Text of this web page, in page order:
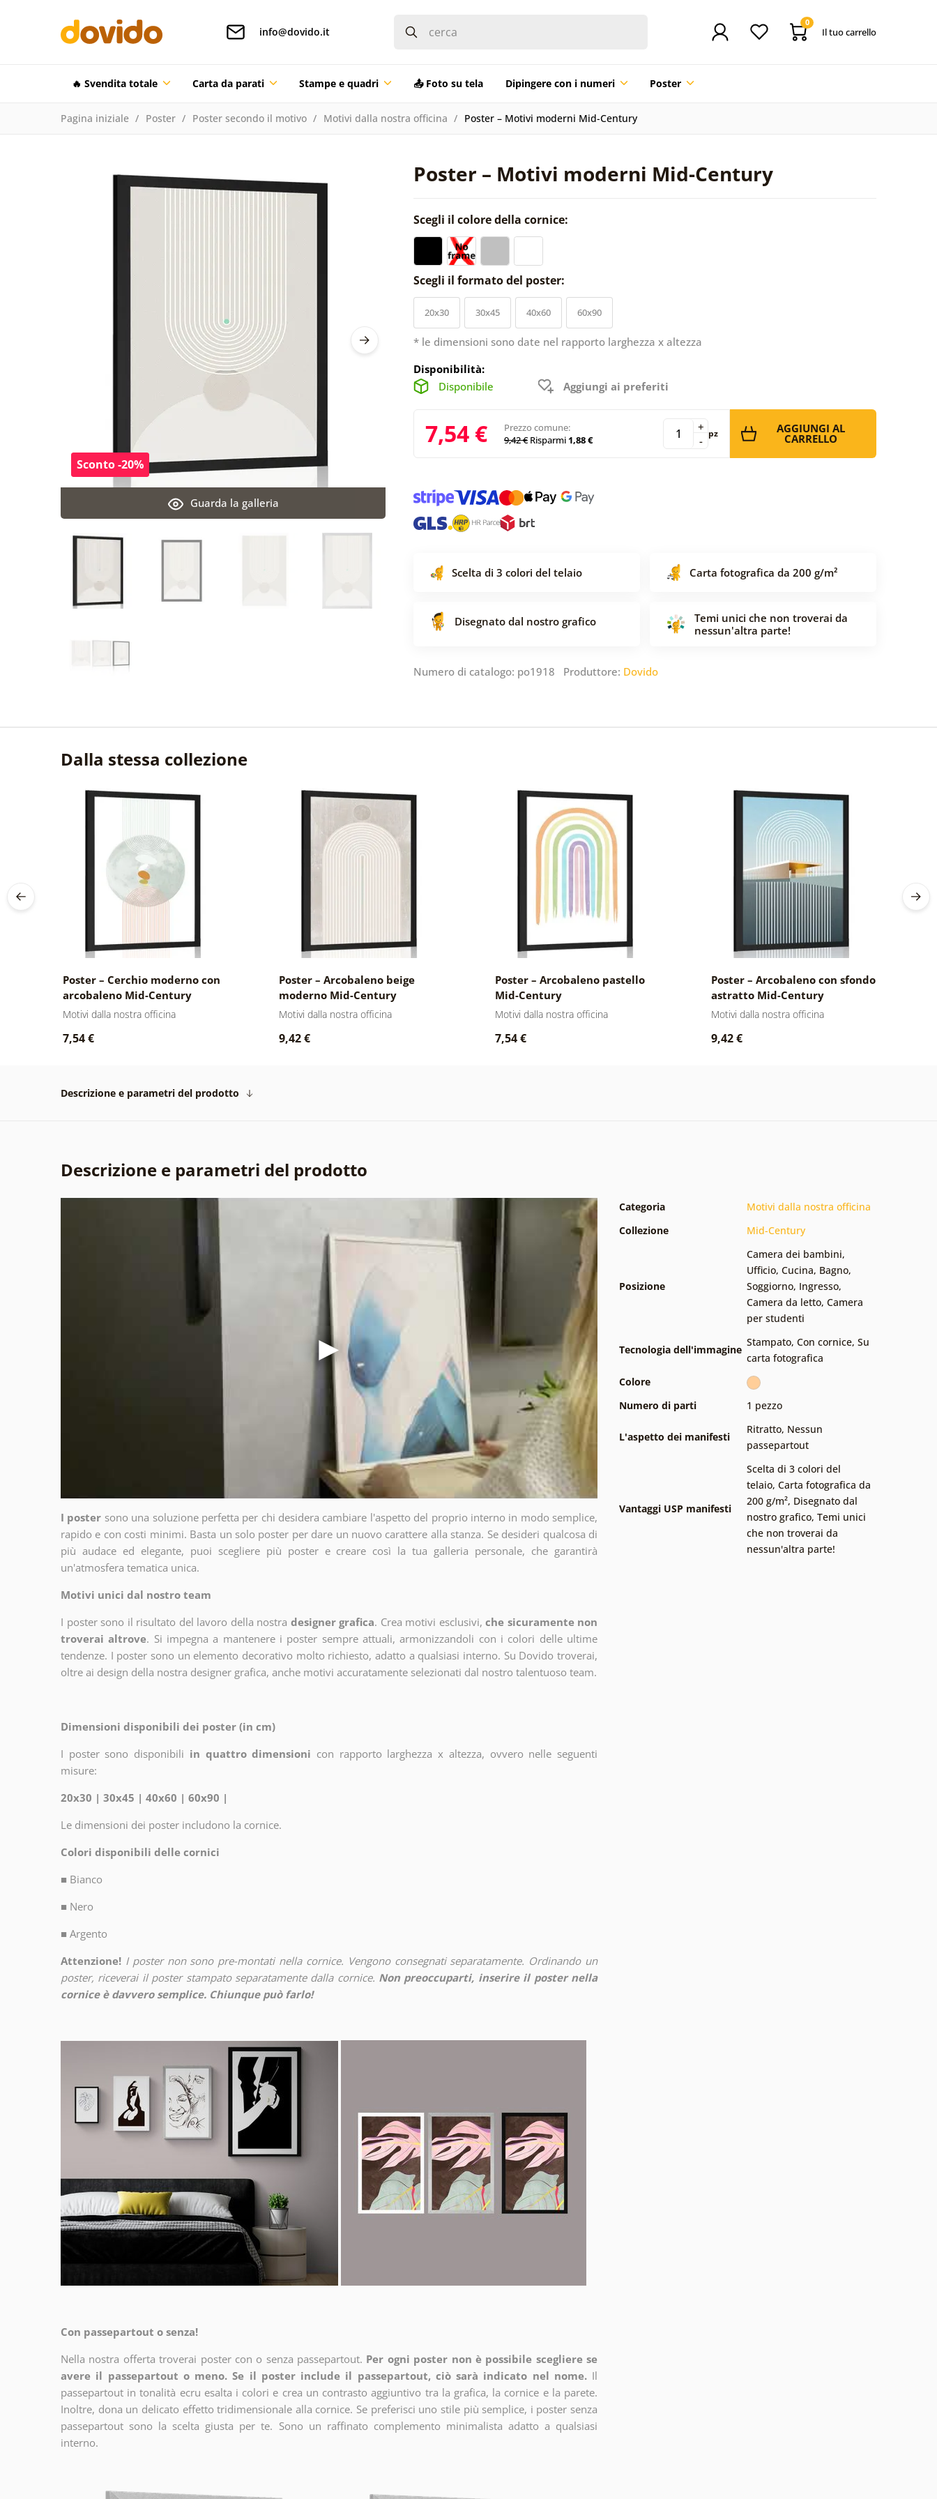
info@dovido.it
0
Il tuo carrello
🔥 Svendita totale Carta da parati Stampe e quadri 📤 Foto su tela Dipingere con i numeri Poster
Pagina iniziale Poster Poster secondo il motivo Motivi dalla nostra officina Poster – Motivi moderni Mid-Century
Poster – Motivi moderni Mid-Century
Guarda la galleria
Sconto -20%
Scegli il colore della cornice:
Scegli il formato del poster:
20x30 30x45 40x60 60x90
* le dimensioni sono date nel rapporto larghezza x altezza
Disponibilità:
Disponibile
Aggiungi ai preferiti
7,54 €
Prezzo comune:
9,42 € Risparmi 1,88 € -
+ pz AGGIUNGI AL
CARRELLO
Scelta di 3 colori del telaio Carta fotografica da 200 g/m²
Disegnato dal nostro grafico
Temi unici che non troverai da
nessun'altra parte!
Numero di catalogo: po1918 Produttore: Dovido
Dalla stessa collezione
Poster – Cerchio moderno con
arcobaleno Mid-Century
Motivi dalla nostra officina
7,54 €
Poster – Arcobaleno beige
moderno Mid-Century
Motivi dalla nostra officina
9,42 €
Poster – Arcobaleno pastello
Mid-Century
Motivi dalla nostra officina
7,54 €
Poster – Arcobaleno con sfondo
astratto Mid-Century
Motivi dalla nostra officina
9,42 €
Descrizione e parametri del prodotto
Descrizione e parametri del prodotto
I poster sono una soluzione perfetta per chi desidera cambiare l'aspetto del proprio interno in modo semplice,
rapido e con costi minimi. Basta un solo poster per dare un nuovo carattere alla stanza. Se desideri qualcosa di
più audace ed elegante, puoi scegliere più poster e creare così la tua galleria personale, che garantirà
un'atmosfera tematica unica.
Motivi unici dal nostro team
I poster sono il risultato del lavoro della nostra designer grafica. Crea motivi esclusivi, che sicuramente non
troverai altrove. Si impegna a mantenere i poster sempre attuali, armonizzandoli con i colori delle ultime
tendenze. I poster sono un elemento decorativo molto richiesto, adatto a qualsiasi interno. Su Dovido troverai,
oltre ai design della nostra designer grafica, anche motivi accuratamente selezionati dal nostro talentuoso team.
Dimensioni disponibili dei poster (in cm)
I poster sono disponibili in quattro dimensioni con rapporto larghezza x altezza, ovvero nelle seguenti
misure:
20x30 | 30x45 | 40x60 | 60x90 |
Le dimensioni dei poster includono la cornice.
Colori disponibili delle cornici
■ Bianco
■ Nero
■ Argento
Attenzione! I poster non sono pre-montati nella cornice. Vengono consegnati separatamente. Ordinando un
poster, riceverai il poster stampato separatamente dalla cornice. Non preoccuparti, inserire il poster nella
cornice è davvero semplice. Chiunque può farlo!
Con passepartout o senza!
Nella nostra offerta troverai poster con o senza passepartout. Per ogni poster non è possibile scegliere se
avere il passepartout o meno. Se il poster include il passepartout, ciò sarà indicato nel nome. Il
passepartout in tonalità ecru esalta i colori e crea un contrasto aggiuntivo tra la grafica, la cornice e la parete.
Inoltre, dona un delicato effetto tridimensionale alla cornice. Se preferisci uno stile più semplice, i poster senza
passepartout sono la scelta giusta per te. Sono un raffinato complemento minimalista adatto a qualsiasi
interno.
Categoria
Motivi dalla nostra officina
Collezione
Mid-Century
Posizione
Camera dei bambini,
Ufficio, Cucina, Bagno,
Soggiorno, Ingresso,
Camera da letto, Camera
per studenti
Tecnologia dell'immagine
Stampato, Con cornice, Su
carta fotografica
Colore
Numero di parti
1 pezzo
L'aspetto dei manifesti
Ritratto, Nessun
passepartout
Vantaggi USP manifesti
Scelta di 3 colori del
telaio, Carta fotografica da
200 g/m², Disegnato dal
nostro grafico, Temi unici
che non troverai da
nessun'altra parte!